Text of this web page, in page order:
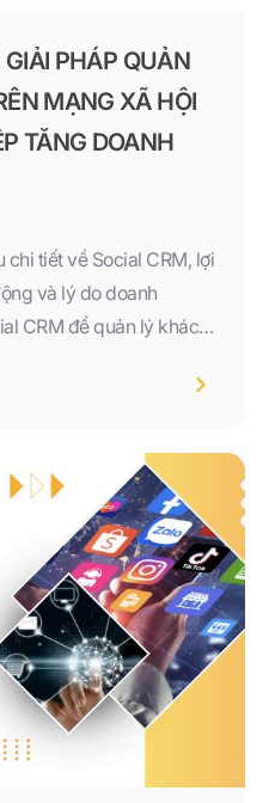
PHÁP QUẢN
MẠNG XÃ HỘI
TĂNG DOANH
chi tiết về Social CRM, lợi
và lý do doanh
CRM để quản lý khách
2026.